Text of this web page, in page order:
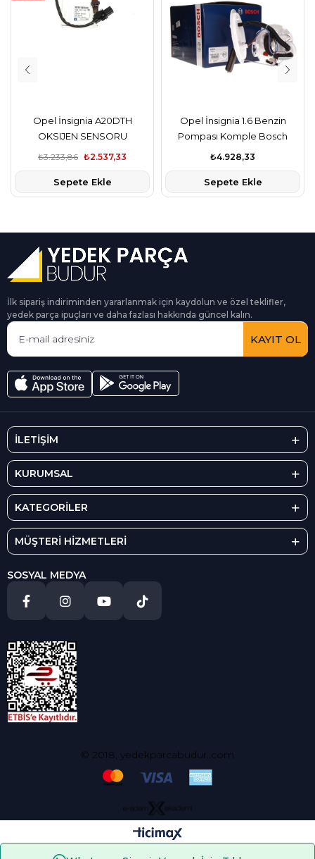
Opel İnsignia A20DTH
OKSIJEN SENSORU
KATALIZATOR
₺2.537,33
₺3.233,86
Sepete Ekle
Opel İnsignia 1.6 Benzin
Pompası Komple Bosch
Marka
₺4.928,33
Sepete Ekle
İlk sipariş indiriminden yararlanmak için kaydolun ve özel teklifler,
yedek parça ipuçları ve daha fazlası hakkında güncel kalın.
KAYIT OL
İLETİŞİM
KURUMSAL
KATEGORİLER
MÜŞTERİ HİZMETLERİ
SOSYAL MEDYA
© 2018, yedekparcabudur..com